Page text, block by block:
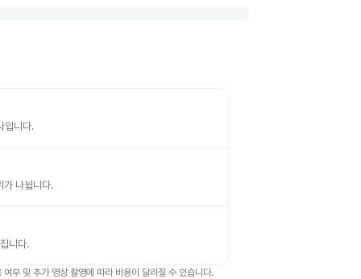
입니다.
가 나뉩니다.
니다.
부 및 추가 영상 촬영에 따라 비용이 달라질 수 있습니다.